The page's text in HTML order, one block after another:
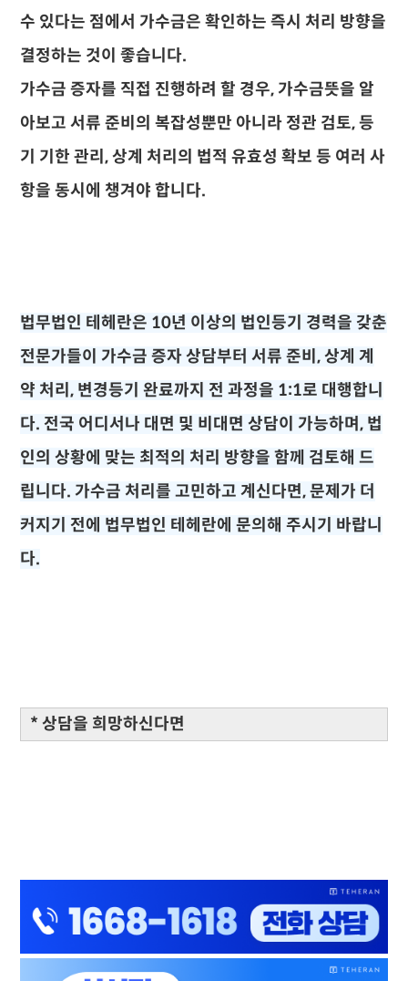
수 있다는 점에서 가수금은 확인하는 즉시 처리 방향을
결정하는 것이 좋습니다.
가수금 증자를 직접 진행하려 할 경우, 가수금뜻을 알
아보고 서류 준비의 복잡성뿐만 아니라 정관 검토, 등
기 기한 관리, 상계 처리의 법적 유효성 확보 등 여러 사
항을 동시에 챙겨야 합니다.
법무법인 테헤란은 10년 이상의 법인등기 경력을 갖춘
전문가들이 가수금 증자 상담부터 서류 준비, 상계 계
약 처리, 변경등기 완료까지 전 과정을 1:1로 대행합니
다. 전국 어디서나 대면 및 비대면 상담이 가능하며, 법
인의 상황에 맞는 최적의 처리 방향을 함께 검토해 드
립니다. 가수금 처리를 고민하고 계신다면, 문제가 더
커지기 전에 법무법인 테헤란에 문의해 주시기 바랍니
다.
* 상담을 희망하신다면